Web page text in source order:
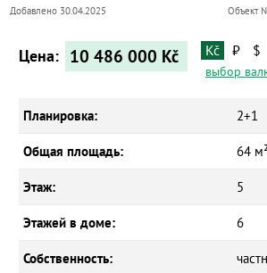
Добавлено 30.04.2025 Объект
Цена: 10 486 000 Kč Kč ₽ $
выбор
Планировка: 2+1
Общая площадь: 64 м²
Этаж: 5
Этажей в доме: 6
Собственность: